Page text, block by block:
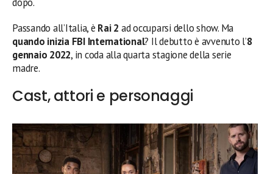
Passando all’Italia, è Rai 2 ad occuparsi dello show. Ma
quando inizia FBI International? Il debutto è avvenuto l’8
gennaio 2022, in coda alla quarta stagione della serie
madre.
Cast, attori e personaggi